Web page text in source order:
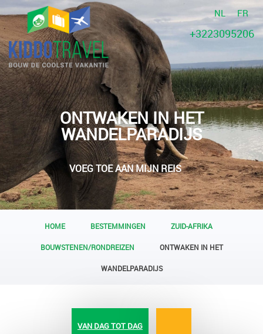
NL FR
+3223095206
ONTWAKEN IN HET
WANDELPARADIJS
VOEG TOE AAN MIJN REIS
HOME BESTEMMINGEN ZUID-AFRIKA
BOUWSTENEN/RONDREIZEN ONTWAKEN IN HET
WANDELPARADIJS
VAN DAG TOT DAG